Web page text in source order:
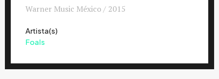
Warner Music México / 2015
Artista(s)
Foals